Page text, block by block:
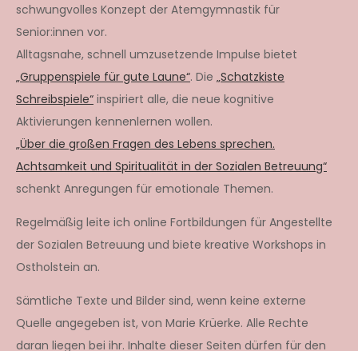
schwungvolles Konzept der Atemgymnastik für
Senior:innen vor.
Alltagsnahe, schnell umzusetzende Impulse bietet
„Gruppenspiele für gute Laune“. Die „Schatzkiste
Schreibspiele“ inspiriert alle, die neue kognitive
Aktivierungen kennenlernen wollen.
„Über die großen Fragen des Lebens sprechen.
Achtsamkeit und Spiritualität in der Sozialen Betreuung“
schenkt Anregungen für emotionale Themen.
Regelmäßig leite ich online Fortbildungen für Angestellte
der Sozialen Betreuung und biete kreative Workshops in
Ostholstein an.
Sämtliche Texte und Bilder sind, wenn keine externe
Quelle angegeben ist, von Marie Krüerke. Alle Rechte
daran liegen bei ihr. Inhalte dieser Seiten dürfen für den